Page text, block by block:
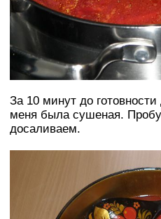
За 10 минут до
меня была сушеная.
досаливаем.